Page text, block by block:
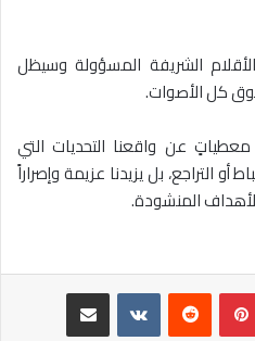
الشريفة المسؤولة وسيظل
كل الأصوات.
عن واقعنا التحديات التي
أو التراجع، بل يزيدنا عزيمة وإصراراً
المنشودة.
بينتيريست
مشاركة عبر البريد